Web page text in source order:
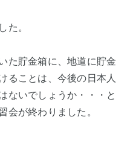
た。
た貯金箱に、地道に貯金
ることは、今後の日本人
ないでしょうか・・・と
会が終わりました。